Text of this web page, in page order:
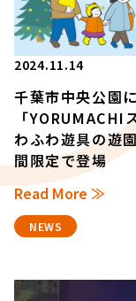
2024.11.14
千葉市中央公園
「
わふわ遊具の遊
間限定で登場
Read More ≫
NEWS